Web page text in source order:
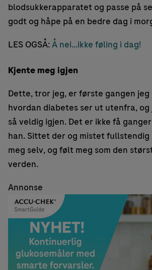
blodsukkerapparatet og passe på
godt og håpe på en bedre dag i
LES OGSÅ:Å nei…ikke føling i dag!
Kjente meg igjen
Dette, tror jeg, er første gangen
hvordan diabetes ser ut utenfra, og
så veldig igjen. Det er ikke få
han. Sittet der og mistet
meg selv, og følt meg som den
verden.
Annonse